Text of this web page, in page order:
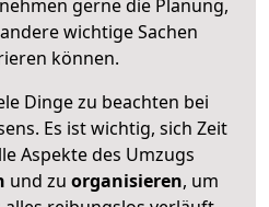
gerne die Planung,
wichtige Sachen
können.
Dinge zu beachten bei
Es ist wichtig, sich Zeit
Aspekte des Umzugs
und zu organisieren, um